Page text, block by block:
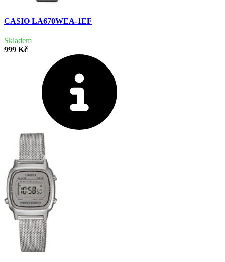
CASIO LA670WEA-1EF
Skladem
999 Kč